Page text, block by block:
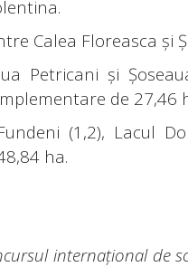
Calea Floreasca
Petricani și
de 27,46
(1,2), Lacul
ha.
internațional de